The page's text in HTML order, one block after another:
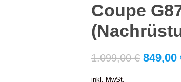
Coupe
1.099,00€ 849,00
inkl. MwSt.